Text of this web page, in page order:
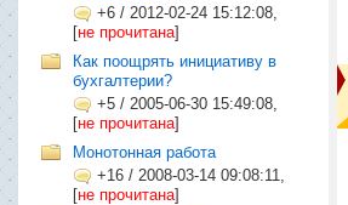
+6 / 2012-02-24 15:12:08,
[не прочитана]
Как поощрять инициативу в
бухгалтерии?
+5 / 2005-06-30 15:49:08,
[не прочитана]
Монотонная работа
+16 / 2008-03-14 09:08:11,
[не прочитана]